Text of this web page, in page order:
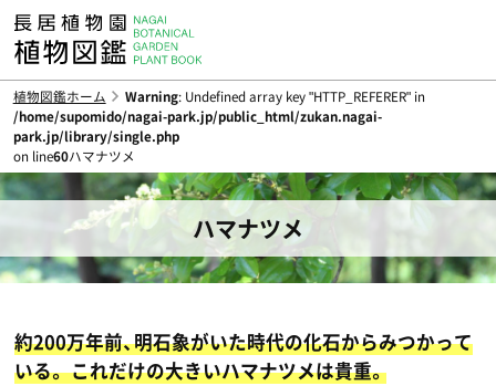
植物図鑑ホーム Warning: Undefined array key "HTTP_REFERER" in
/home/supomido/nagai-park.jp/public_html/zukan.nagai-
park.jp/library/single.php
on line60ハマナツメ
ハマナツメ
約200万年前、明石象がいた時代の化石からみつかって
いる。 これだけの大きいハマナツメは貴重。